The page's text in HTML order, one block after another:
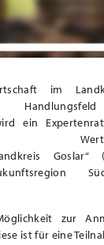
im
ein
Goslar“
zur
ist für eine